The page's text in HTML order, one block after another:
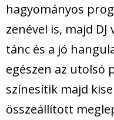
hagyományos
zenével is, majd
tánc és a jó
egészen az utolsó
színesítik majd
összeállított